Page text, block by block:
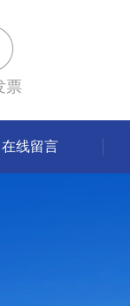
票
在线留言